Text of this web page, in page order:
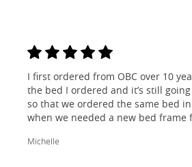
I first ordered from OBC over 10
the bed I ordered and it’s still
so that we ordered the same bed
when we needed a new bed frame
Michelle